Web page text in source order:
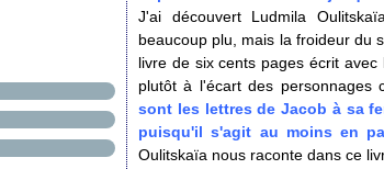
J'ai découvert Ludmila
beaucoup plu, mais la froideur du
livre de six cents pages écrit
plutôt à l'écart des personnages
sont les lettres de Jacob à sa
puisqu'il s'agit au moins en
Oulitskaïa nous raconte dans ce